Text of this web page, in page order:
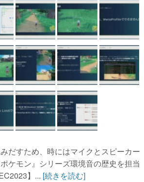
だすため、時にはマイクとスピーカー
ケモン』シリーズ環境音の歴史を担当
】... [続きを読む]